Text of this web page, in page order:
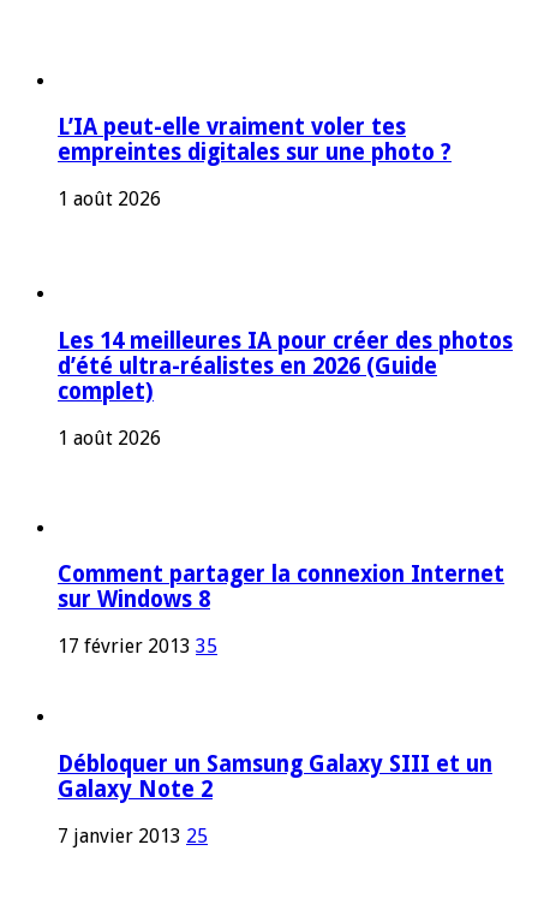
L’IA peut-elle vraiment voler tes
empreintes digitales sur une photo ?
1 août 2026
Les 14 meilleures IA pour créer des photos
d’été ultra-réalistes en 2026 (Guide
complet)
1 août 2026
Comment partager la connexion Internet
sur Windows 8
17 février 2013 35
Débloquer un Samsung Galaxy SIII et un
Galaxy Note 2
7 janvier 2013 25